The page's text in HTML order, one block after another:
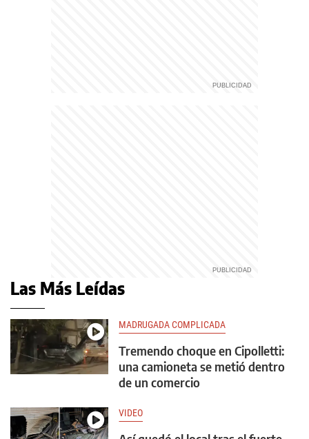
Las Más Leídas
MADRUGADA COMPLICADA
Tremendo choque en Cipolletti:
una camioneta se metió dentro
de un comercio
VIDEO